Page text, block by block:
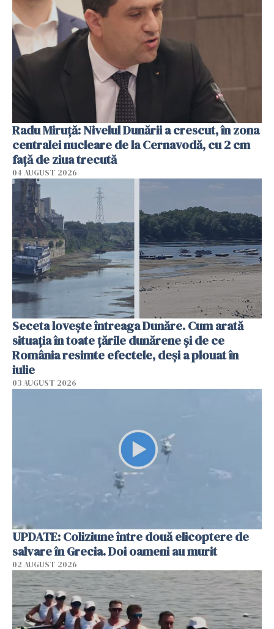
Radu Miruţă: Nivelul Dunării a crescut, în zona
centralei nucleare de la Cernavodă, cu 2 cm
faţă de ziua trecută
04 AUGUST 2026
Seceta lovește întreaga Dunăre. Cum arată
situația în toate țările dunărene și de ce
România resimte efectele, deși a plouat în
iulie
03 AUGUST 2026
UPDATE: Coliziune între două elicoptere de
salvare în Grecia. Doi oameni au murit
02 AUGUST 2026